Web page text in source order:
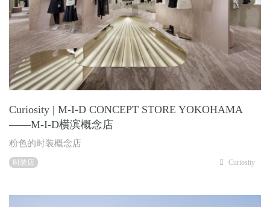
Curiosity | M-I-D CONCEPT STORE YOKOHAMA
——M-I-D横滨概念店
粉色的时装概念店
时装店 Curiosity